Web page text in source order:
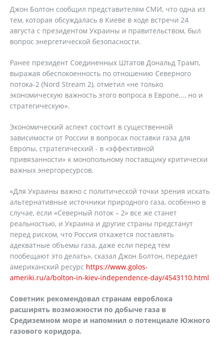
Джон Болтон сообщил представителям СМИ, что одна из
тем, которая обсуждалась в Киеве в ходе встречи 24
августа с президентом Украины и правительством, был
вопрос энергетической безопасности.
Ранее президент Соединенных Штатов Дональд Трамп,
выражая обеспокоенность по отношению Северного
потока-2 (Nord Stream 2), отметил «не только
экономическую важность этого вопроса в Европе..., но и
стратегическую».
Экономический аспект состоит в существенной
зависимости от России в вопросах поставки газа для
Европы, стратегический - в «эффективной
привязанности» к монопольному поставщику критически
важных энергоресурсов.
«Для Украины важно с политической точки зрения искать
альтернативные источники природного газа, особенно в
случае, если «Северный поток – 2» все же станет
реальностью, и Украина и другие страны предстанут
перед риском, что Россия откажется поставлять
адекватные объемы газа, даже если перед тем
пообещают это делать», сказал Джон Болтон, передает
американский ресурс https://www.golos-
ameriki.ru/a/bolton-in-kiev-independence-day/4543110.html
Советник рекомендовал странам евроблока
расширять возможности по добыче газа в
Средиземном море и напомнил о потенциале Южного
газового коридора.